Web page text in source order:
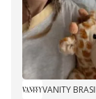
VANITY